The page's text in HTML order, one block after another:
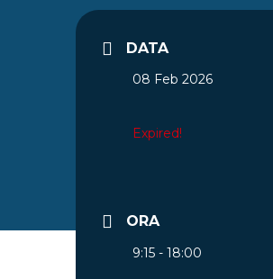
DATA
08 Feb 2026
Expired!
ORA
9:15 - 18:00